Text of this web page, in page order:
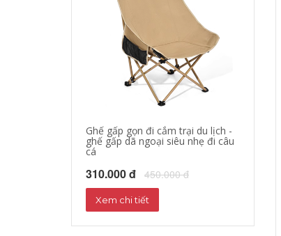
Ghế gấp gọn đi cắm trại du lịch -
ghế gấp dã ngoại siêu nhẹ đi câu
cá
310.000 đ 450.000 đ
Xem chi tiết
áo
hộ xe